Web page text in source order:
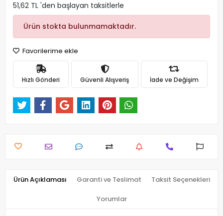
51,62 TL 'den başlayan taksitlerle
Ürün stokta bulunmamaktadır.
Favorilerime ekle
Hızlı Gönderi Güvenli Alışveriş İade ve Değişim
Ürün Açıklaması Garanti ve Teslimat Taksit Seçenekleri
Yorumlar